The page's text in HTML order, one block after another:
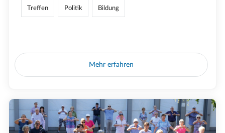
Treffen Politik Bildung
Mehr erfahren